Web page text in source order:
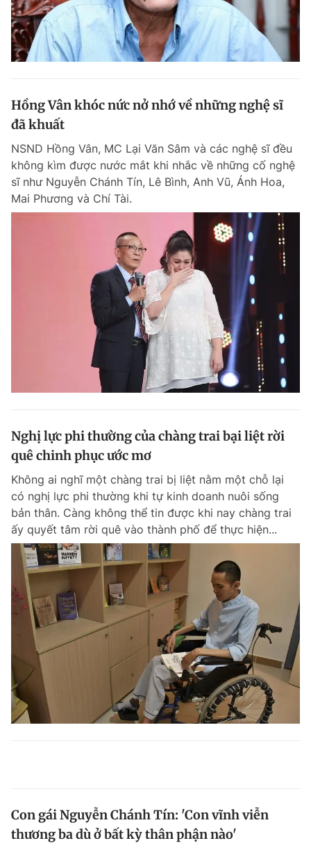
Hồng Vân khóc nức nở nhớ về những nghệ sĩ
đã khuất
NSND Hồng Vân, MC Lại Văn Sâm và các nghệ sĩ đều
không kìm được nước mắt khi nhắc về những cố nghệ
sĩ như Nguyễn Chánh Tín, Lê Bình, Anh Vũ, Ánh Hoa,
Mai Phương và Chí Tài.
Nghị lực phi thường của chàng trai bại liệt rời
quê chinh phục ước mơ
Không ai nghĩ một chàng trai bị liệt nằm một chỗ lại
có nghị lực phi thường khi tự kinh doanh nuôi sống
bản thân. Càng không thể tin được khi nay chàng trai
ấy quyết tâm rời quê vào thành phố để thực hiện...
Con gái Nguyễn Chánh Tín: 'Con vĩnh viễn
thương ba dù ở bất kỳ thân phận nào'